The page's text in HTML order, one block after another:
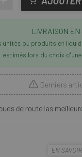
LIVRAISON
unités ou produits en
estimés lors du choix
Derniers
de route las
profonde avec le poids
EN